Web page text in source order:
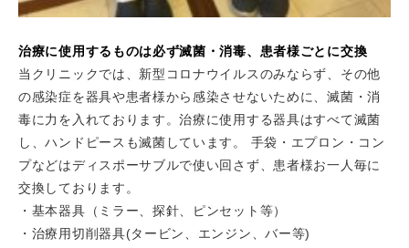
治療に使用するものは必ず滅菌・消毒、患者様ごとに交換
当クリニックでは、新型コロナウイルスのみならず、その他
の感染症を器具や患者様から感染させないために、滅菌・消
毒に力を入れております。治療に使用する器具はすべて滅菌
し、ハンドピースも滅菌しています。 手袋・エプロン・コン
プなどはディスポーサブルで使い回さず、患者様お一人毎に
交換しております。
・基本器具（ミラー、探針、ピンセット等）
・治療用切削器具(タービン、エンジン、バー等)